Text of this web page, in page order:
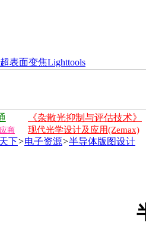
超表面变焦Lighttools
《杂散光抑制与评估技术》
商 现代光学设计及应用(Zemax)
下>电子资源>半导体版图设计